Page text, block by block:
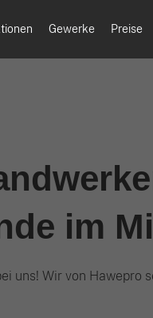
Gewerke Preise
im
uns! Wir von Hawepro